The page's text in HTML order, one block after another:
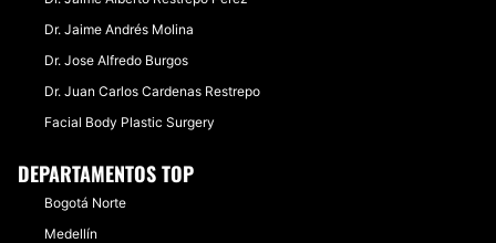
Dr. Jaime Andrés Molina
Dr. Jose Alfredo Burgos
Dr. Juan Carlos Cardenas Restrepo
Facial Body Plastic Surgery
DEPARTAMENTOS TOP
Bogotá Norte
Medellín